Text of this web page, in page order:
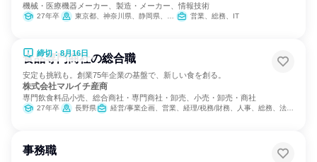
機械・医療機器メーカー、製造・メーカー、情報技術
27年卒 東京都、神奈川県、静岡県、愛知県、大阪府 営業、総務、IT
締切：8月16日
食品専門商社の総合職
安定も挑戦も。創業75年企業の基盤で、新しい食を創る。
株式会社マルイチ産商
専門飲食料品小売、総合商社・専門商社・卸売、小売・卸売・商社
27年卒 長野県 経営/事業企画、営業、経理/税務/財務、人事、総務、法務/知財、IT、広報/IR、商品企画
事務職